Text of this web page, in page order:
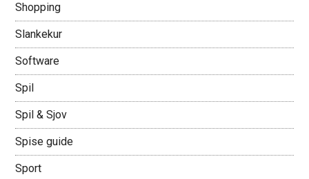
Shopping
Slankekur
Software
Spil
Spil & Sjov
Spise guide
Sport